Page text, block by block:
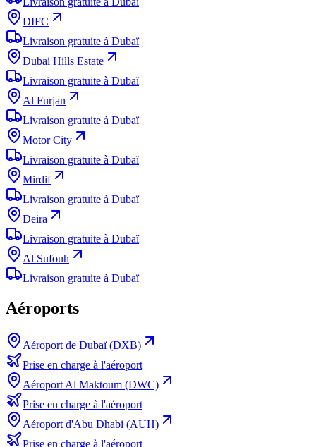
DIFC
Livraison gratuite à Dubaï
Dubai Hills Estate
Livraison gratuite à Dubaï
Al Furjan
Livraison gratuite à Dubaï
Motor City
Livraison gratuite à Dubaï
Mirdif
Livraison gratuite à Dubaï
Deira
Livraison gratuite à Dubaï
Al Sufouh
Livraison gratuite à Dubaï
Aéroports
Aéroport de Dubaï (DXB)
Prise en charge à l'aéroport
Aéroport Al Maktoum (DWC)
Prise en charge à l'aéroport
Aéroport d'Abu Dhabi (AUH)
Prise en charge à l'aéroport